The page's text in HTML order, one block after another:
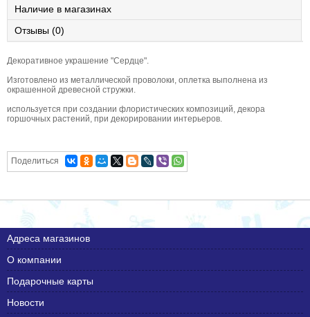
Наличие в магазинах
Отзывы (0)
Декоративное украшение "Сердце".
Изготовлено из металлической проволоки, оплетка выполнена из
окрашенной древесной стружки.
используется при создании флористических композиций, декора
горшочных растений, при декорировании интерьеров.
Поделиться
Адреса магазинов
О компании
Подарочные карты
Новости